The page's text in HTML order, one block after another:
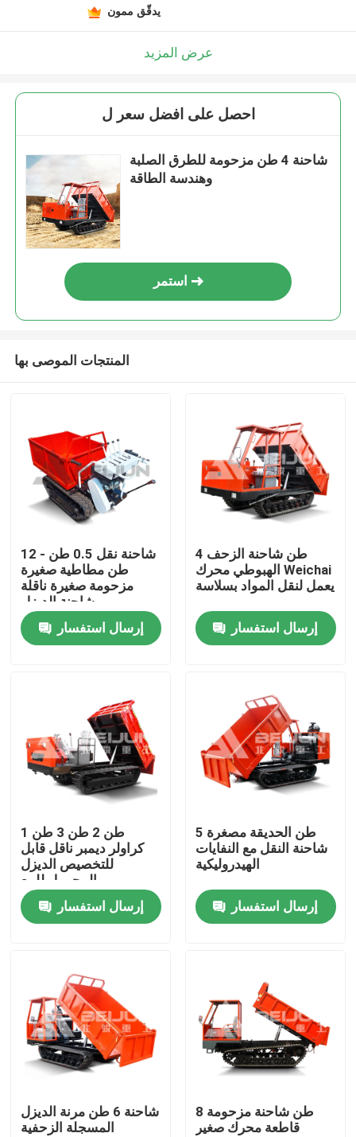
إتصال
المنتجات
فيديوهات
شاحنة قلابة تحت الأرض
شاحنة التعدين تحت الأرض
شاحنة مفصلية تحت الأرض
شاحنة كراولر
رفع مقص العجلات
يدقّق ممون
عرض المزيد
احصل على افضل سعر ل
شاحنة 4 طن مزحومة للطرق الصلبة
وهندسة الطاقة
استمر
المنتجات الموصى بها
شاحنة نقل 0.5 طن - 12
طن مطاطية صغيرة
مزحومة صغيرة ناقلة
شاحنة الديزل
إرسال استفسار
4 طن شاحنة الزحف
الهبوطي محرك Weichai
يعمل لنقل المواد بسلاسة
إرسال استفسار
1 طن 2 طن 3 طن
كراولر ديمبر ناقل قابل
للتخصيص الديزل
المحمول للبيع
إرسال استفسار
5 طن الحديقة مصغرة
شاحنة النقل مع النفايات
الهيدروليكية
إرسال استفسار
شاحنة 6 طن مرنة الديزل
المسجلة الزحفية
8 طن شاحنة مزحومة
قاطعة محرك صغير